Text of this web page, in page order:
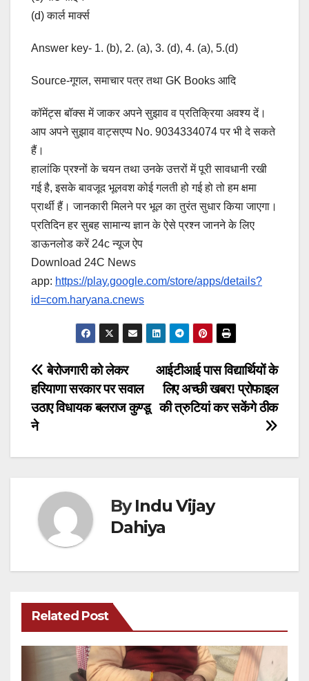
(d) कार्ल मार्क्स
Answer key- 1. (b), 2. (a), 3. (d), 4. (a), 5.(d)
Source-गूगल, समाचार पत्र तथा GK Books आदि
कॉमेंट्स बॉक्स में जाकर अपने सुझाव व प्रतिक्रिया अवश्य दें।
आप अपने सुझाव वाट्सएप्प No. 9034334074 पर भी दे सकते
हैं।
हालांकि प्रश्नों के चयन तथा उनके उत्तरों में पूरी सावधानी रखी
गई है, इसके बावजूद भूलवश कोई गलती हो गई हो तो हम क्षमा
प्रार्थी हैं। जानकारी मिलने पर भूल का तुरंत सुधार किया जाएगा।
प्रतिदिन हर सुबह सामान्य ज्ञान के ऐसे प्रश्न जानने के लिए
डाऊनलोड करें 24c न्यूज ऐप
Download 24C News
app: https://play.google.com/store/apps/details?
id=com.haryana.cnews
Post
navigation
आईटीआई पास विद्यार्थियों के
लिए अच्छी खबर! प्रोफाइल
की त्रुटियां कर सकेंगे ठीक
बेरोजगारी को लेकर
हरियाणा सरकार पर सवाल
उठाए विधायक बलराज कुण्डू
ने
ByIndu Vijay
Dahiya
Related Post